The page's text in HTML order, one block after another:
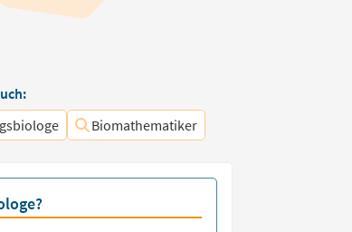
Biomathematiker